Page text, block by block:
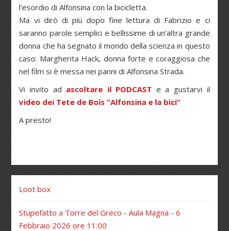
l’esordio di Alfonsina con la bicicletta.
Ma vi dirò di più dopo fine lettura di Fabrizio e ci
saranno parole semplici e bellissime di un’altra grande
donna che ha segnato il mondo della scienza in questo
caso: Margherita Hack, donna forte e coraggiosa che
nel film si è messa nei panni di Alfonsina Strada.
Vi invito ad ascoltare il PODCAST e a gustarvi il
video dei Tete de Bois “Alfonsina e la bici”
A presto!
Loot box
Stupefatto a Torre del Greco - Aula Magna - 6
Febbraio 2026 ore 11:00